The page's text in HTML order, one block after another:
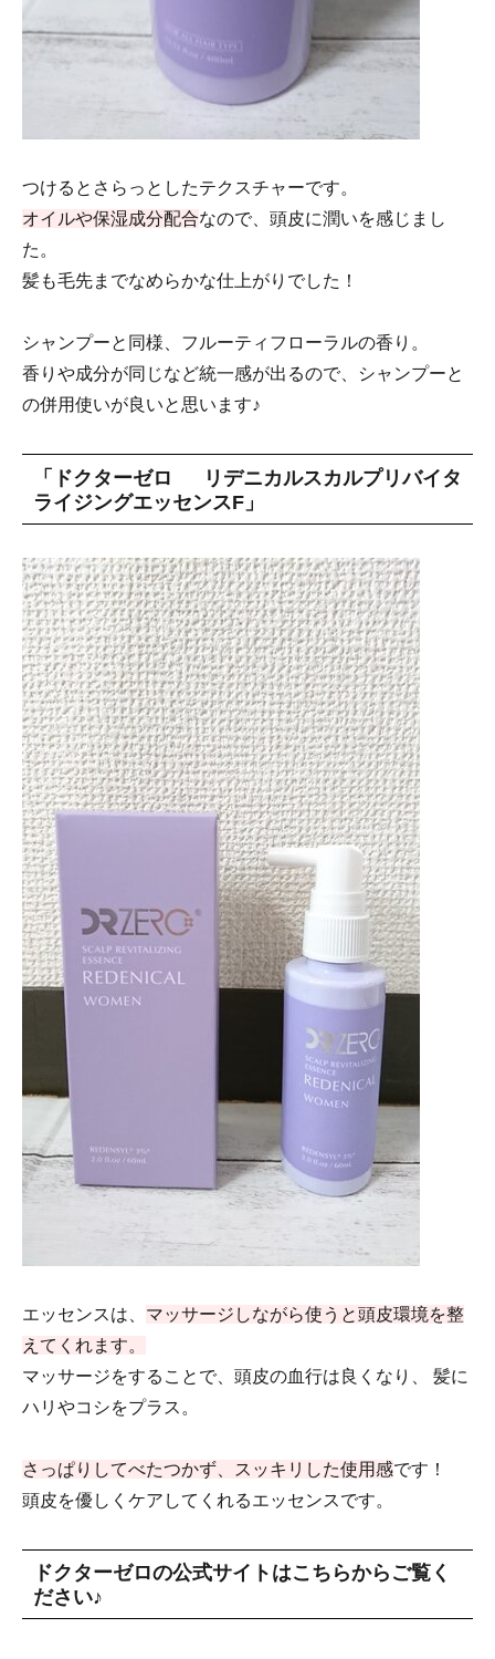
つけるとさらっとしたテクスチャーです。
オイルや保湿成分配合なので、頭皮に潤いを感じまし
た。
髪も毛先までなめらかな仕上がりでした！
シャンプーと同様、フルーティフローラルの香り。
香りや成分が同じなど統一感が出るので、シャンプーと
の併用使いが良いと思います♪
「ドクターゼロ リデニカルスカルプリバイタ
ライジングエッセンスF」
エッセンスは、 マッサージしながら使うと頭皮環境を整
えてくれます。
マッサージをすることで、頭皮の血行は良くなり、 髪に
ハリやコシをプラス。
さっぱりしてべたつかず、スッキリした使用感です！
頭皮を優しくケアしてくれるエッセンスです。
ドクターゼロの公式サイトはこちらからご覧く
ださい♪